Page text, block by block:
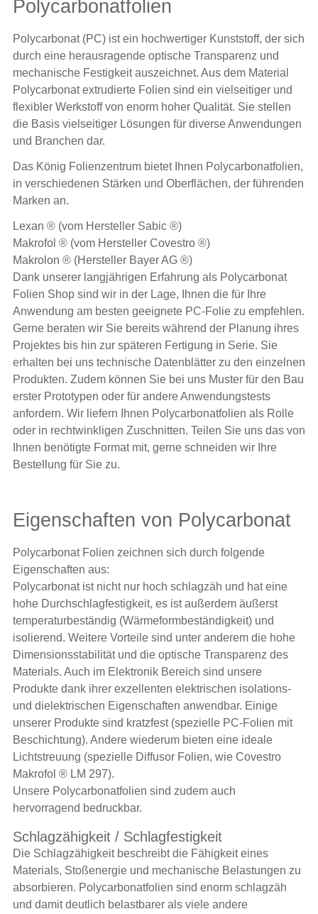
Polycarbonatfolien
Polycarbonat (PC) ist ein hochwertiger Kunststoff, der sich
durch eine herausragende optische Transparenz und
mechanische Festigkeit auszeichnet. Aus dem Material
Polycarbonat extrudierte Folien sind ein vielseitiger und
flexibler Werkstoff von enorm hoher Qualität. Sie stellen
die Basis vielseitiger Lösungen für diverse Anwendungen
und Branchen dar.
Das König Folienzentrum bietet Ihnen Polycarbonatfolien,
in verschiedenen Stärken und Oberflächen, der führenden
Marken an.
Lexan ® (vom Hersteller Sabic ®)
Makrofol ® (vom Hersteller Covestro ®)
Makrolon ® (Hersteller Bayer AG ®)
Dank unserer langjährigen Erfahrung als Polycarbonat
Folien Shop sind wir in der Lage, Ihnen die für Ihre
Anwendung am besten geeignete PC-Folie zu empfehlen.
Gerne beraten wir Sie bereits während der Planung ihres
Projektes bis hin zur späteren Fertigung in Serie. Sie
erhalten bei uns technische Datenblätter zu den einzelnen
Produkten. Zudem können Sie bei uns Muster für den Bau
erster Prototypen oder für andere Anwendungstests
anfordern. Wir liefern Ihnen Polycarbonatfolien als Rolle
oder in rechtwinkligen Zuschnitten. Teilen Sie uns das von
Ihnen benötigte Format mit, gerne schneiden wir Ihre
Bestellung für Sie zu.
Eigenschaften von Polycarbonat
Polycarbonat Folien zeichnen sich durch folgende
Eigenschaften aus:
Polycarbonat ist nicht nur hoch schlagzäh und hat eine
hohe Durchschlagfestigkeit, es ist außerdem äußerst
temperaturbeständig (Wärmeformbeständigkeit) und
isolierend. Weitere Vorteile sind unter anderem die hohe
Dimensionsstabilität und die optische Transparenz des
Materials. Auch im Elektronik Bereich sind unsere
Produkte dank ihrer exzellenten elektrischen isolations-
und dielektrischen Eigenschaften anwendbar. Einige
unserer Produkte sind kratzfest (spezielle PC-Folien mit
Beschichtung). Andere wiederum bieten eine ideale
Lichtstreuung (spezielle Diffusor Folien, wie Covestro
Makrofol ® LM 297).
Unsere Polycarbonatfolien sind zudem auch
hervorragend bedruckbar.
Schlagzähigkeit / Schlagfestigkeit
Die Schlagzähigkeit beschreibt die Fähigkeit eines
Materials, Stoßenergie und mechanische Belastungen zu
absorbieren. Polycarbonatfolien sind enorm schlagzäh
und damit deutlich belastbarer als viele andere